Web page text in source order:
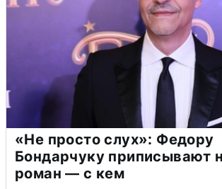
«Не просто слух»: Федору
Бондарчуку приписывают
роман — с кем